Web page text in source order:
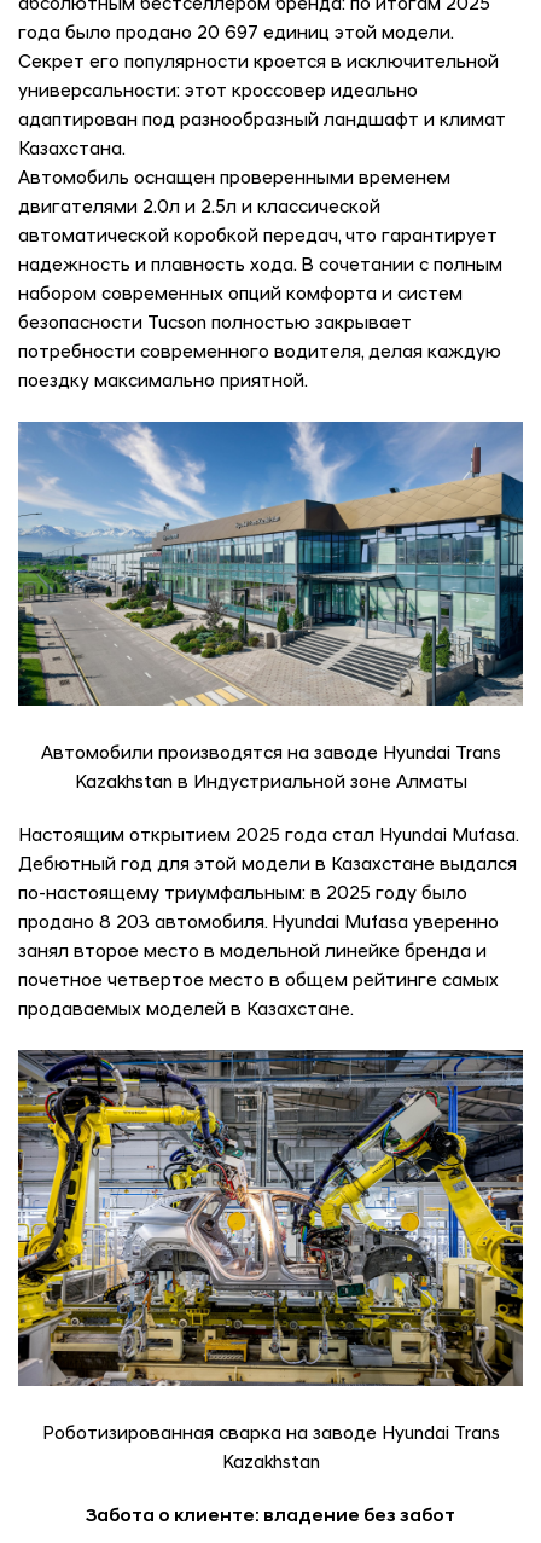
абсолютным бестселлером бренда: по итогам 2025
года было продано 20 697 единиц этой модели.
Секрет его популярности кроется в исключительной
универсальности: этот кроссовер идеально
адаптирован под разнообразный ландшафт и климат
Казахстана.
Автомобиль оснащен проверенными временем
двигателями 2.0л и 2.5л и классической
автоматической коробкой передач, что гарантирует
надежность и плавность хода. В сочетании с полным
набором современных опций комфорта и систем
безопасности Tucson полностью закрывает
потребности современного водителя, делая каждую
поездку максимально приятной.
Автомобили производятся на заводе Hyundai Trans
Kazakhstan в Индустриальной зоне Алматы
Настоящим открытием 2025 года стал Hyundai Mufasa.
Дебютный год для этой модели в Казахстане выдался
по-настоящему триумфальным: в 2025 году было
продано 8 203 автомобиля. Hyundai Mufasa уверенно
занял второе место в модельной линейке бренда и
почетное четвертое место в общем рейтинге самых
продаваемых моделей в Казахстане.
Роботизированная сварка на заводе Hyundai Trans
Kazakhstan
Забота о клиенте: владение без забот